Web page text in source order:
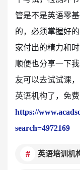
管是不是英语零
的，必须掌握好
家付出的精力和时
顺便也分享一下
友可以去试试课
英语机构了，免
https://
search=4972169
英语培训机